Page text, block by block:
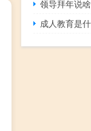
领导拜年说啥
成人教育是